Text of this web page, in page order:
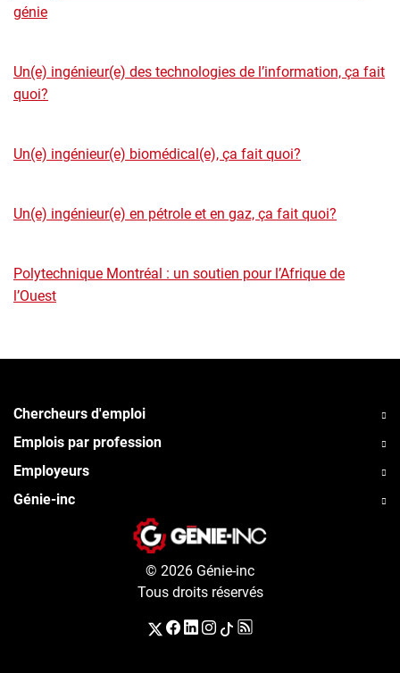
génie
Un(e) ingénieur(e) des technologies de l’information, ça fait
quoi?
Un(e) ingénieur(e) biomédical(e), ça fait quoi?
Un(e) ingénieur(e) en pétrole et en gaz, ça fait quoi?
Polytechnique Montréal : un soutien pour l’Afrique de
l’Ouest
Chercheurs d'emploi
Emplois par profession
Employeurs
Génie-inc
© 2026 Génie-inc
Tous droits réservés